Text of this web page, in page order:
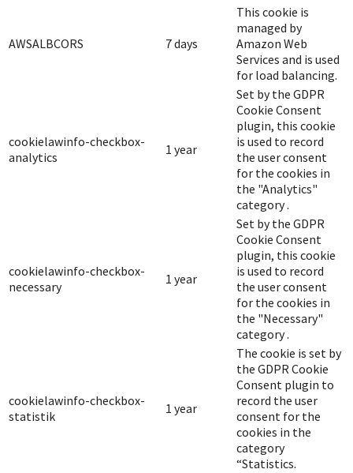
AWSALBCORS 7 days
This cookie is
managed by
Amazon Web
Services and is used
for load balancing.
cookielawinfo-checkbox-
analytics
1 year
Set by the GDPR
Cookie Consent
plugin, this cookie
is used to record
the user consent
for the cookies in
the "Analytics"
category .
cookielawinfo-checkbox-
necessary
1 year
Set by the GDPR
Cookie Consent
plugin, this cookie
is used to record
the user consent
for the cookies in
the "Necessary"
category .
cookielawinfo-checkbox-
statistik
1 year
The cookie is set by
the GDPR Cookie
Consent plugin to
record the user
consent for the
cookies in the
category
“Statistics.